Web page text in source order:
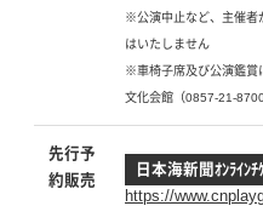
※公演中止など、主催者
はいたしません
※車椅子席及び公演鑑賞
文化会館（0857-21-
先行予
約販売
日本海新聞ｵﾝﾗｲﾝ
https://